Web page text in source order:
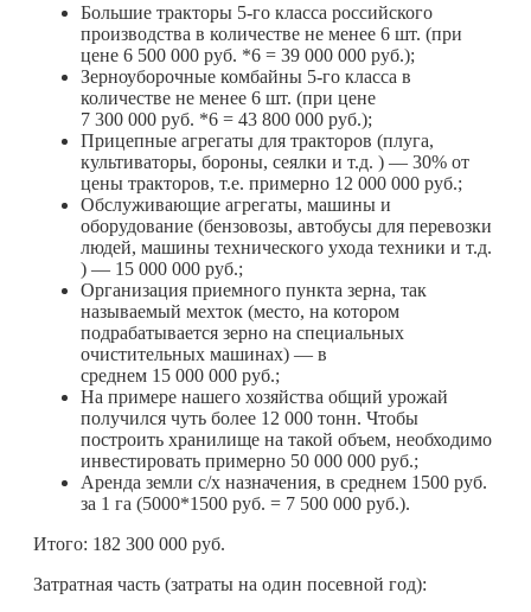
Большие тракторы 5-го класса российского
производства в количестве не менее 6 шт. (при
цене 6 500 000 руб. *6 = 39 000 000 руб.);
Зерноуборочные комбайны 5-го класса в
количестве не менее 6 шт. (при цене
7 300 000 руб. *6 = 43 800 000 руб.);
Прицепные агрегаты для тракторов (плуга,
культиваторы, бороны, сеялки и т.д. ) — 30% от
цены тракторов, т.е. примерно 12 000 000 руб.;
Обслуживающие агрегаты, машины и
оборудование (бензовозы, автобусы для перевозки
людей, машины технического ухода техники и т.д.
) — 15 000 000 руб.;
Организация приемного пункта зерна, так
называемый мехток (место, на котором
подрабатывается зерно на специальных
очистительных машинах) — в
среднем 15 000 000 руб.;
На примере нашего хозяйства общий урожай
получился чуть более 12 000 тонн. Чтобы
построить хранилище на такой объем, необходимо
инвестировать примерно 50 000 000 руб.;
Аренда земли с/х назначения, в среднем 1500 руб.
за 1 га (5000*1500 руб. = 7 500 000 руб.).
Итого: 182 300 000 руб.
Затратная часть (затраты на один посевной год):